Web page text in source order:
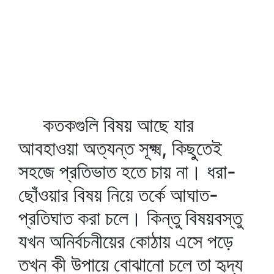
কতকগুলি বিষয় আছে যার
আবহাওয়া অত্যন্ত সূক্ষ্ম, কিছুতেই
সহজে প্রতিভাত হতে চায় না। ধরা-
ছোঁওয়ার বিষয় নিয়ে তর্কে আঘাত-
প্রতিঘাত করা চলে। কিন্তু বিষয়বস্তু
যখন অনির্বচনীয়ের কোঠায় এসে পড়ে
তখন কী উপায়ে বোঝানো চলে তা হৃদ্য